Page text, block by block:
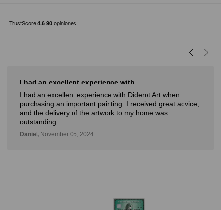
I had an excellent experience with…
I had an excellent experience with Diderot Art when
purchasing an important painting. I received great advice,
and the delivery of the artwork to my home was
outstanding.
Daniel, November 05, 2024